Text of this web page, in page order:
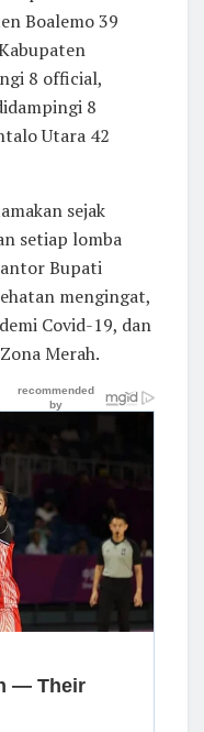
Boalemo 39
8 official,
8
Utara 42
sejak
setiap lomba
Bupati
mengingat,
Covid-19, dan
Merah.